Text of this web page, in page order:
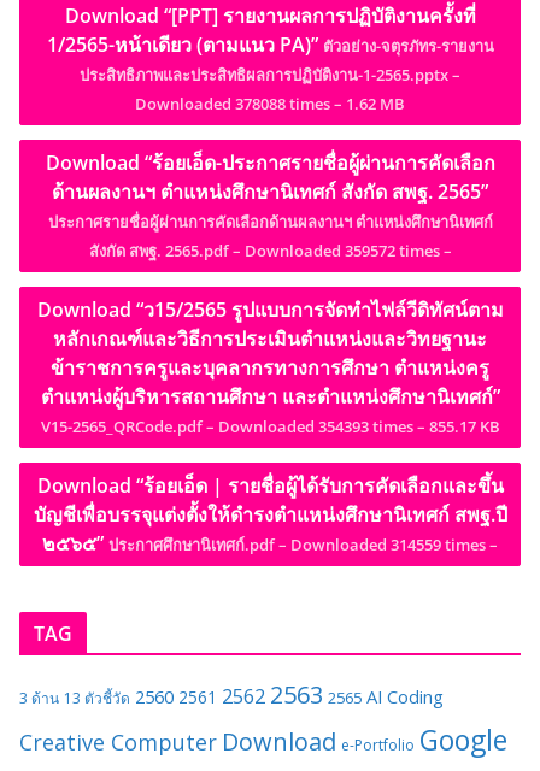
Download “[PPT] รายงานผลการปฏิบัติงานครั้งที่
1/2565-หน้าเดียว (ตามแนว PA)” ตัวอย่าง-จตุรภัทร-รายงาน
ประสิทธิภาพและประสิทธิผลการปฏิบัติงาน-1-2565.pptx –
Downloaded 378088 times – 1.62 MB
Download “ร้อยเอ็ด-ประกาศรายชื่อผู้ผ่านการคัดเลือก
ด้านผลงานฯ ตำแหน่งศึกษานิเทศก์ สังกัด สพฐ. 2565”
ประกาศรายชื่อผู้ผ่านการคัดเลือกด้านผลงานฯ ตำแหน่งศึกษานิเทศก์
สังกัด สพฐ. 2565.pdf – Downloaded 359572 times –
Download “ว15/2565 รูปแบบการจัดทำไฟล์วีดิทัศน์ตาม
หลักเกณฑ์และวิธีการประเมินตำแหน่งและวิทยฐานะ
ข้าราชการครูและบุคลากรทางการศึกษา ตำแหน่งครู
ตำแหน่งผู้บริหารสถานศึกษา และตำแหน่งศึกษานิเทศก์”
V15-2565_QRCode.pdf – Downloaded 354393 times – 855.17 KB
Download “ร้อยเอ็ด | รายชื่อผู้ได้รับการคัดเลือกและขึ้น
บัญชีเพื่อบรรจุแต่งตั้งให้ดำรงตำแหน่งศึกษานิเทศก์ สพฐ.ปี
๒๕๖๕” ประกาศศึกษานิเทศก์.pdf – Downloaded 314559 times –
TAG
3 ด้าน 13 ตัวชี้วัด 2560 2561 2562 2563 2565 AI Coding
Creative Computer Download e-Portfolio Google